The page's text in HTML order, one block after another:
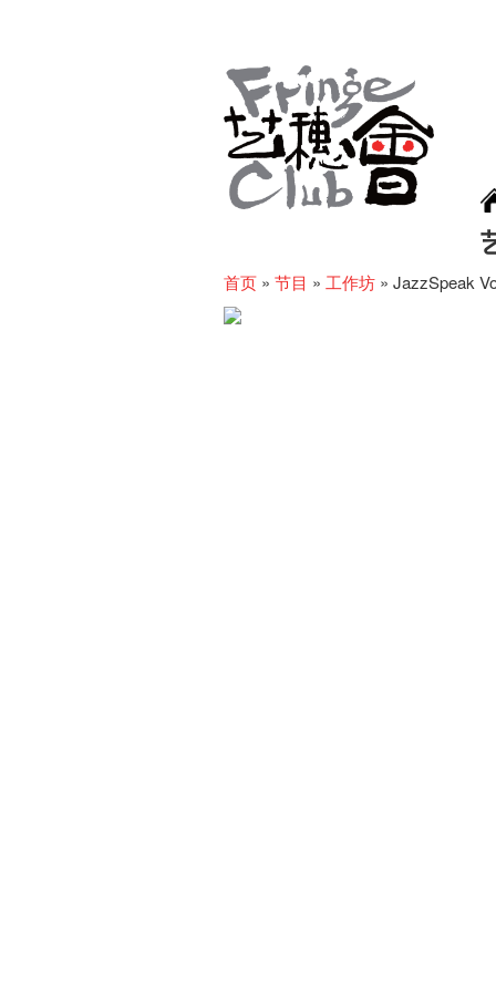
首页 » 节目 » 工作坊 » JazzSpeak